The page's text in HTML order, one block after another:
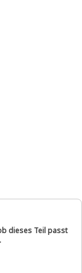
dieses Teil passt